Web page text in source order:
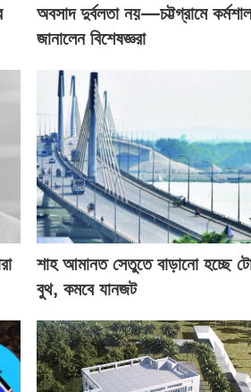
অবসাদ দুর্বলতা নয়—চট্টগ্রামে
জানালেন বিশেষজ্ঞরা
শাহ আমানত সেতুতে বাড়ানো হচ্ছে
বুথ, কমবে যানজট